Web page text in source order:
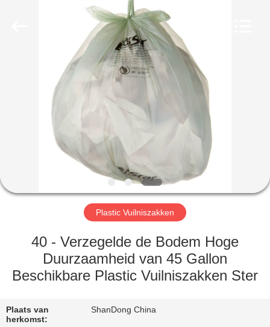
PRODUCTEN
ONGEVEER
FABRIEKSREIS
KWALITEITSCONTROLE
CONTACTEER
Plastic Vuilniszakken
40 - Verzegelde de Bodem Hoge
Duurzaamheid van 45 Gallon
Beschikbare Plastic Vuilniszakken Ster
Plaats van
herkomst:
ShanDong China